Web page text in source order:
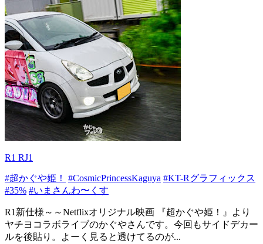
R1 RJ1
#超かぐや姫！ #CosmicPrincessKaguya #KT-Rグラフィックス
#35% #いまさんわ〜くす
R1新仕様～～Netflixオリジナル映画 『超かぐや姫！』より
ヤチヨコラボライブのかぐやさんです。今回もサイドデカー
ルを後貼り。よーく見ると透けてるのが...